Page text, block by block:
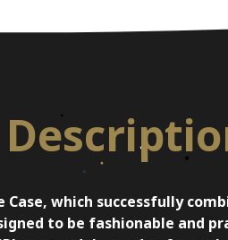
which successfully
to be fashionable and